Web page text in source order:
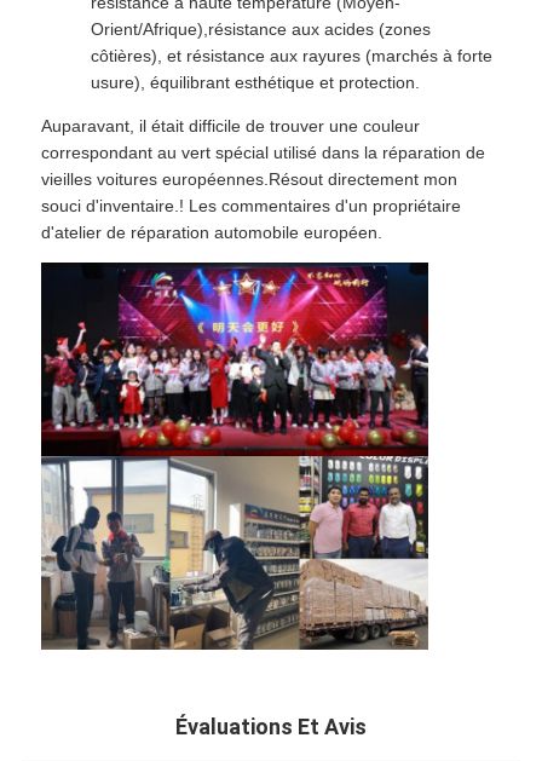
Orient/Afrique),résistance aux acides (zones
côtières), et résistance aux rayures (marchés à forte
usure), équilibrant esthétique et protection.
Auparavant, il était difficile de trouver une couleur
correspondant au vert spécial utilisé dans la réparation de
vieilles voitures européennes.Résout directement mon
souci d'inventaire.! ️Les commentaires d'un propriétaire
d'atelier de réparation automobile européen.
Évaluations Et Avis